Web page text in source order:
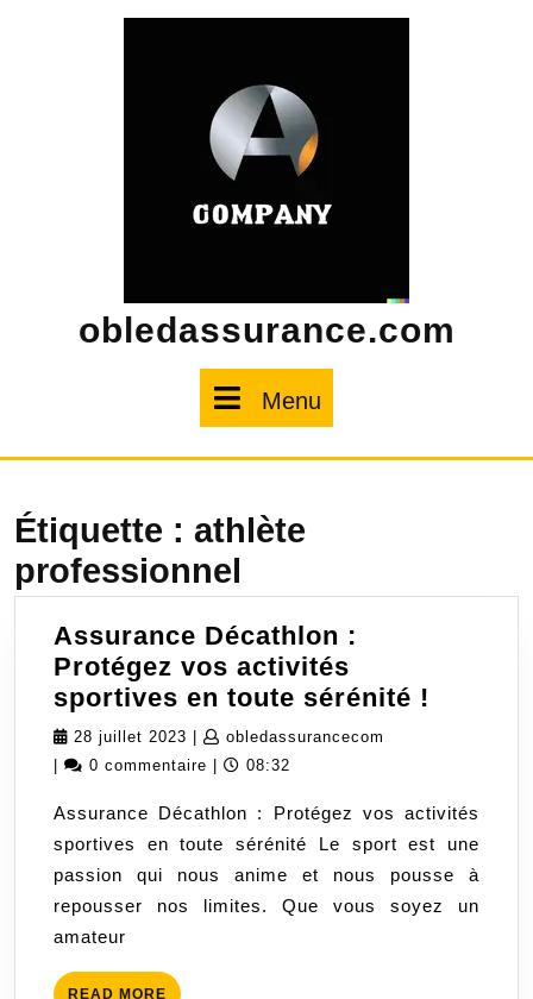
obledassurance.com
Menu
Étiquette : athlète
professionnel
Assurance Décathlon :
Protégez vos activités
sportives en toute sérénité !
vos
en
28 juillet 2023 28
juillet
obledassurancecom
0 commentaire 08:32
Assurance Décathlon : Protégez vos activités
sportives en toute sérénité Le sport est une
passion qui nous anime et nous pousse à
repousser nos limites. Que vous soyez un
amateur
READ MORE READ